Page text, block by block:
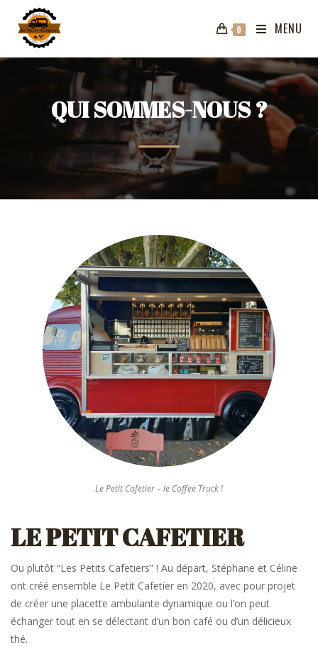
0 MENU
QUI SOMMES-NOUS ?
Le Petit Cafetier – le Coffee Truck !
LE PETIT CAFETIER
Ou plutôt “Les Petits Cafetiers” ! Au départ, Stéphane et Céline
ont créé ensemble Le Petit Cafetier en 2020, avec pour projet
de créer une placette ambulante dynamique ou l’on peut
échanger tout en se délectant d’un bon café ou d’un délicieux
thé.